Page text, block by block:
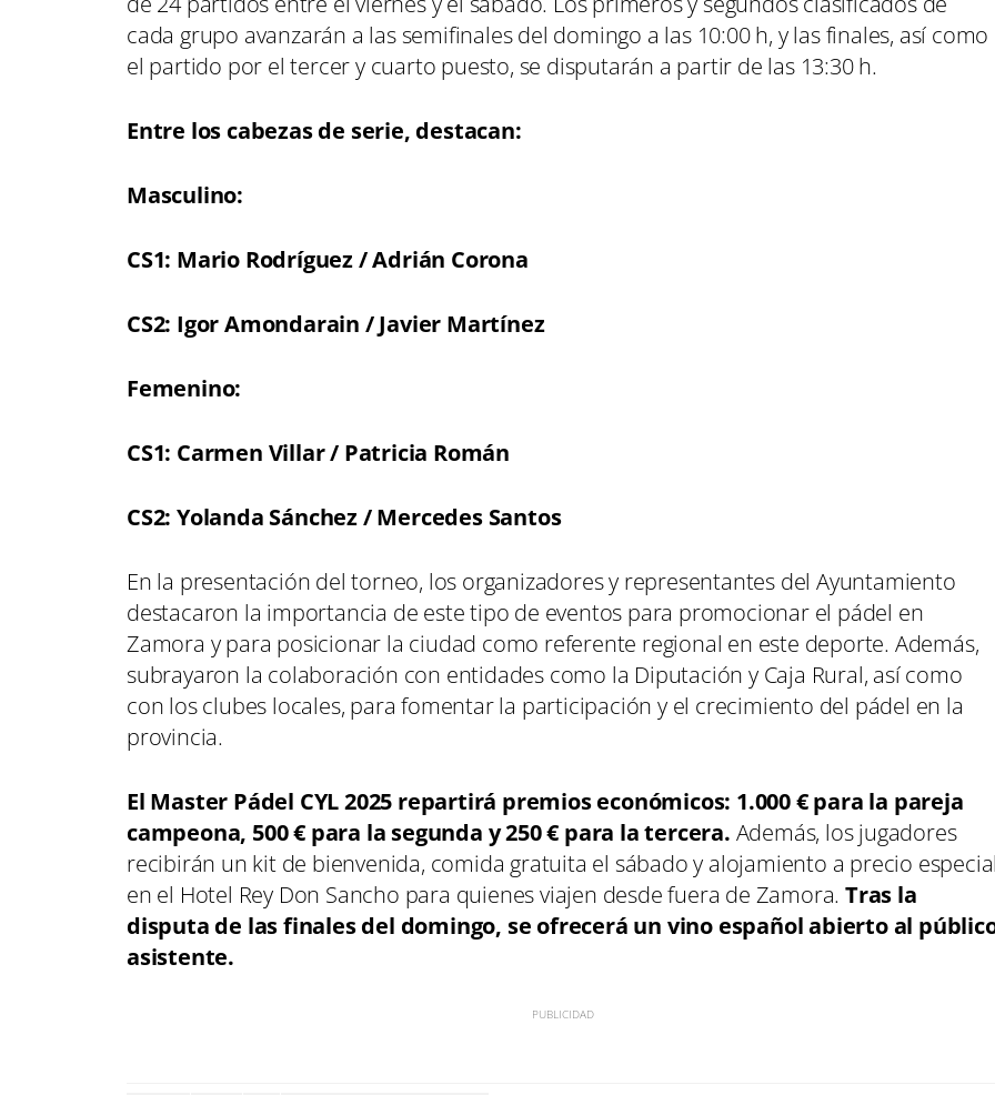
cada grupo avanzarán a las semifinales del domingo a las 10:00 h, y las finales, así como
el partido por el tercer y cuarto puesto, se disputarán a partir de las 13:30 h.
Entre los cabezas de serie, destacan:
Masculino:
CS1: Mario Rodríguez / Adrián Corona
CS2: Igor Amondarain / Javier Martínez
Femenino:
CS1: Carmen Villar / Patricia Román
CS2: Yolanda Sánchez / Mercedes Santos
En la presentación del torneo, los organizadores y representantes del Ayuntamiento
destacaron la importancia de este tipo de eventos para promocionar el pádel en
Zamora y para posicionar la ciudad como referente regional en este deporte. Además,
subrayaron la colaboración con entidades como la Diputación y Caja Rural, así como
con los clubes locales, para fomentar la participación y el crecimiento del pádel en la
provincia.
El Master Pádel CYL 2025 repartirá premios económicos: 1.000 € para la pareja
campeona, 500 € para la segunda y 250 € para la tercera. Además, los jugadores
recibirán un kit de bienvenida, comida gratuita el sábado y alojamiento a precio
en el Hotel Rey Don Sancho para quienes viajen desde fuera de Zamora. Tras la
disputa de las finales del domingo, se ofrecerá un vino español abierto al
asistente.